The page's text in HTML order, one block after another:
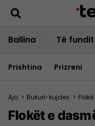
Ballina Të fundit
Prishtina Prizreni
Ajo > Bukuri-kujdes >
Flokët e